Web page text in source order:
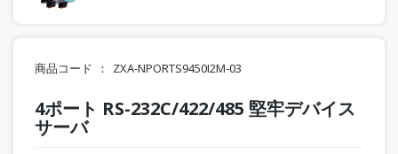
商品コード ZXA-NPORTS9450I2M-03
4ポート RS-232C/422/485 堅牢デバイス
サーバ